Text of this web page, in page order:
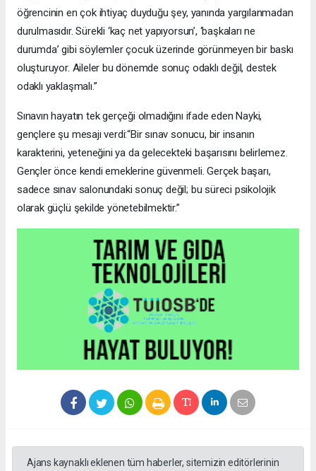
öğrencinin en çok ihtiyaç duyduğu şey, yanında yargılanmadan
durulmasıdır. Sürekli ‘kaç net yapıyorsun’, ‘başkaları ne
durumda’ gibi söylemler çocuk üzerinde görünmeyen bir baskı
oluşturuyor. Aileler bu dönemde sonuç odaklı değil, destek
odaklı yaklaşmalı.”
Sınavın hayatın tek gerçeği olmadığını ifade eden Nayki,
gençlere şu mesajı verdi:“Bir sınav sonucu, bir insanın
karakterini, yeteneğini ya da gelecekteki başarısını belirlemez.
Gençler önce kendi emeklerine güvenmeli. Gerçek başarı,
sadece sınav salonundaki sonuç değil; bu süreci psikolojik
olarak güçlü şekilde yönetebilmektir.”
Ajans kaynaklı eklenen tüm haberler, sitemizin editörlerinin